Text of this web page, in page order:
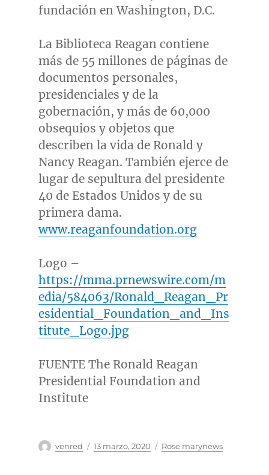
fundación enWashington, D.C.
La Biblioteca Reagan contiene
más de 55 millones de páginas de
documentos personales,
presidenciales y de la
gobernación, y más de 60,000
obsequios y objetos que
describen la vida de Ronald y
Nancy Reagan. También ejerce de
lugar de sepultura del presidente
40 de Estados Unidos y de su
primera dama.
www.reaganfoundation.org
Logo –
https://mma.prnewswire.com/m
edia/584063/Ronald_Reagan_Pr
esidential_Foundation_and_Ins
titute_Logo.jpg
FUENTE The Ronald Reagan
Presidential Foundation and
Institute
Autor
venred
Publicado
13 marzo, 2020 Categorías
Rose marynews